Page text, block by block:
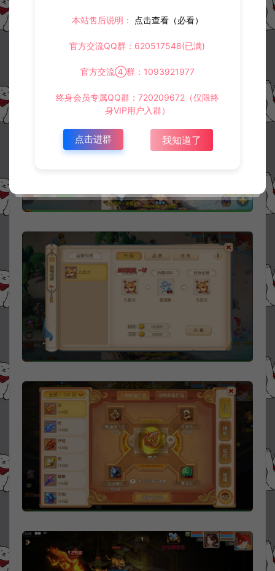
本站售后说明： 点击查看（必看）
官方交流QQ群：620517548(已满)
官方交流④群：1093921977
终身会员专属QQ群：720209672（仅限终
身VIP用户入群）
点击进群 我知道了